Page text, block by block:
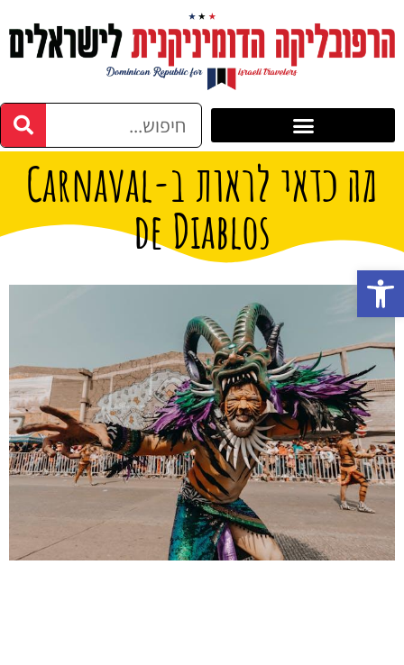
מה כדאי לראות ב-Carnaval
de Diablos
פתח סרגל נגישות